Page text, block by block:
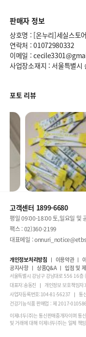
판매자 정보
상호명 : [온누리]세실스토어
연락처 : 01072980332
이메일 :
사업장소재지 : 서울특별
포토 리뷰
고객센터 1899-6680
평일 09:00-18:00 토,일요일 및
팩스 : 02)360-2199
대표메일 :
개인정보처리방침 이용약관
공지사항
상품Q&A 입점 및
서울특별시 강남구 강남대로 556 16층
대표자:송동진
개인정보 보호책임
사업자등록번호:104-81-56237
통
건강기능식품 판매업 : 제 2017-
이제너두(주)는 통신판매중개자이며 통
및 거래에 대해 이제너두(주)는 일체 책